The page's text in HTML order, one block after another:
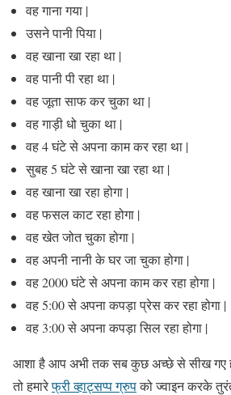
वह गाना गया |
उसने पानी पिया |
वह खाना खा रहा था |
वह पानी पी रहा था |
वह जूता साफ कर चुका था |
वह गाड़ी धो चुका था |
वह 4 घंटे से अपना काम कर रहा था |
सुबह 5 घंटे से खाना खा रहा था |
वह खाना खा रहा होगा |
वह फसल काट रहा होगा |
वह खेत जोत चुका होगा |
वह अपनी नानी के घर जा चुका होगा |
वह 2000 घंटे से अपना काम कर रहा होगा |
वह 5:00 से अपना कपड़ा प्रेस कर रहा होगा |
वह 3:00 से अपना कपड़ा सिल रहा होगा |
आशा है आप अभी तक सब कुछ अच्छे से सीख गए
तो हमारेफ्री व्हाट्सप्प ग्रुपको ज्वाइन करके